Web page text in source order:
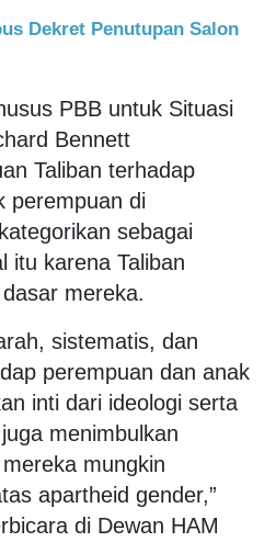
Dekret Penutupan Salon
PBB untuk Situasi
Bennett
Taliban terhadap
perempuan di
sebagai
itu karena Taliban
mereka.
sistematis, dan
perempuan dan anak
inti dari ideologi serta
menimbulkan
mungkin
apartheid gender,”
di Dewan HAM